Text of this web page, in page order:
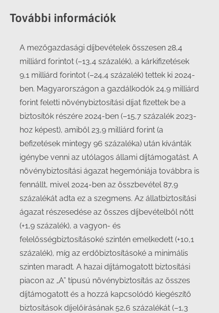
További információk
A mezőgazdasági díjbevételek összesen 28,4
milliárd forintot (–13,4 százalék), a kárkifizetések
9,1 milliárd forintot (–24,4 százalék) tettek ki 2024-
ben. Magyarországon a gazdálkodók 24,9 milliárd
forint feletti növénybiztosítási díjat fizettek be a
biztosítók részére 2024-ben (–15,7 százalék 2023-
hoz képest), amiből 23,9 milliárd forint (a
befizetések mintegy 96 százaléka) után kívánták
igénybe venni az utólagos állami díjtámogatást. A
növénybiztosítási ágazat hegemóniája továbbra is
fennállt, mivel 2024-ben az összbevétel 87,9
százalékát adta ez a szegmens. Az állatbiztosítási
ágazat részesedése az összes díjbevételből nőtt
(+1,9 százalék), a vagyon- és
felelősségbiztosításoké szintén emelkedett (+10,1
százalék), míg az erdőbiztosításoké a minimális
szinten maradt. A hazai díjtámogatott biztosítási
piacon az „A” típusú növénybiztosítás az összes
díjtámogatott és a hozzá kapcsolódó kiegészítő
biztosítások díjelőírásának 52,6 százalékát (–1,3